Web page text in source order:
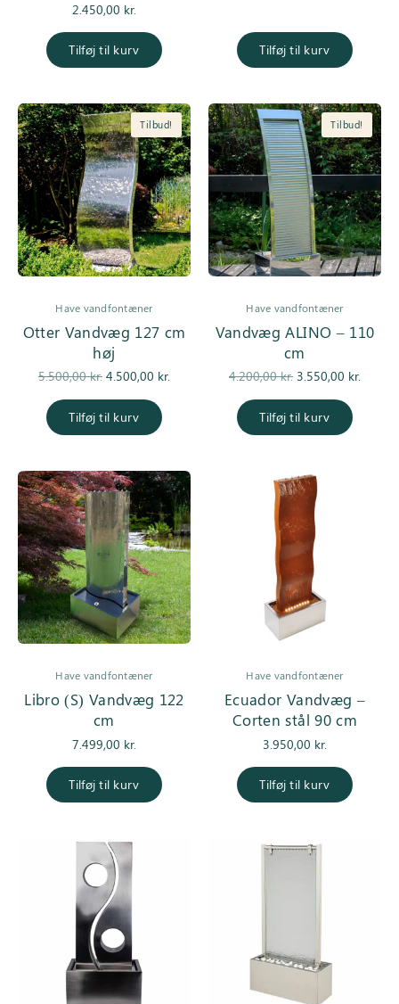
2.450,00 kr.
Tilføj til kurv
5.250,00 kr..
Tilføj til kurv
Tilbud!
Have vandfontæner
Otter Vandvæg 127 cm
høj
5.500,00kr.
Den
pris var:
5.500,00 kr..
4.500,00 kr.
Tilføj til kurv
Tilbud!
Have vandfontæner
Vandvæg ALINO – 110
cm
4.200,00kr.
Den
pris var:
4.200,00 kr..
3.550,00 kr.
Tilføj til kurv
Have vandfontæner
Libro (S) Vandvæg 122
cm
7.499,00 kr.
Tilføj til kurv
Have vandfontæner
Ecuador Vandvæg –
Corten stål 90 cm
3.950,00 kr.
Tilføj til kurv